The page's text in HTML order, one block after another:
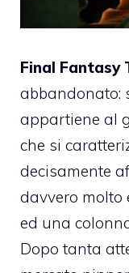
Final Fantasy
abbandonato:
appartiene al
che si
decisamente
davvero molto
ed una
Dopo tanta